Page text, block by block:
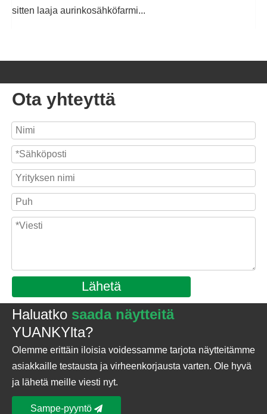
sitten laaja aurinkosähköfarmi...
Ota yhteyttä
Lähetä
Haluatko saada näytteitä
YUANKYlta?
Olemme erittäin iloisia voidessamme tarjota näytteitämme
asiakkaille testausta ja virheenkorjausta varten. Ole hyvä
ja lähetä meille viesti nyt.
Sampe-pyyntö